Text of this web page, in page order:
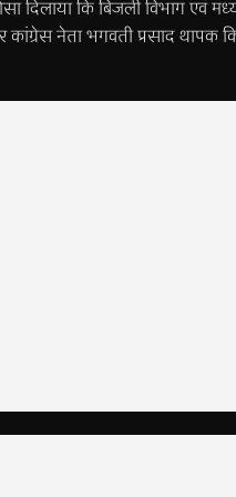
दिलाया कि बिजली विभाग एवं
नेता भगवती प्रसाद थापक